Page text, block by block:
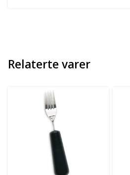
Relaterte varer